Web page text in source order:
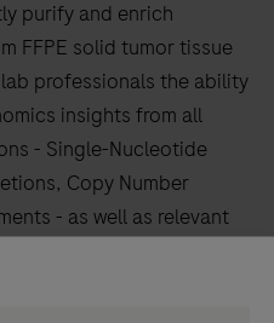
purify and enrich
FFPE solid tumor tissue
professionals the ability
insights from all
- Single-Nucleotide
Copy Number
- as well as relevant
Loss of